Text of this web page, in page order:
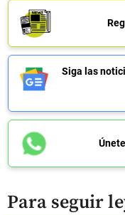
Siga las
Para seguir